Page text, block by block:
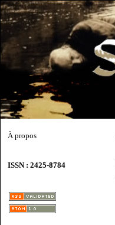
À propos
ISSN : 2425-8784